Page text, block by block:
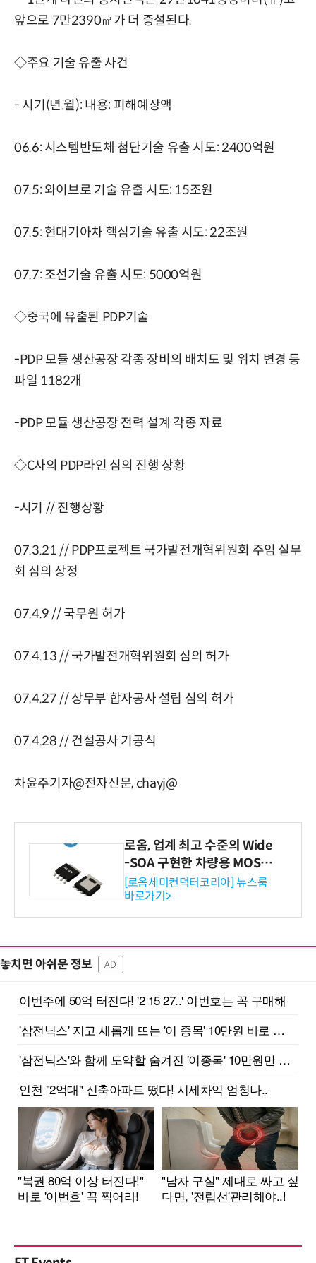
앞으로 7만2390㎡가 더 증설된다.
◇주요 기술 유출 사건
- 시기(년.월): 내용: 피해예상액
06.6: 시스템반도체 첨단기술 유출 시도: 2400억원
07.5: 와이브로 기술 유출 시도: 15조원
07.5: 현대기아차 핵심기술 유출 시도: 22조원
07.7: 조선기술 유출 시도: 5000억원
◇중국에 유출된 PDP기술
-PDP 모듈 생산공장 각종 장비의 배치도 및 위치 변경 등
파일 1182개
-PDP 모듈 생산공장 전력 설계 각종 자료
◇C사의 PDP라인 심의 진행 상황
-시기 // 진행상황
07.3.21 // PDP프로젝트 국가발전개혁위원회 주임 실무
회 심의 상정
07.4.9 // 국무원 허가
07.4.13 // 국가발전개혁위원회 심의 허가
07.4.27 // 상무부 합자공사 설립 심의 허가
07.4.28 // 건설공사 기공식
차윤주기자@전자신문, chayj@
로옴, 업계 최고 수준의 Wide
-SOA 구현한 차량용 MOSF
ET 개발
[로옴세미컨덕터코리아] 뉴스룸
바로가기>
놓치면 아쉬운 정보 AD